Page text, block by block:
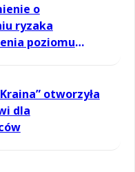
o
ryzaka
poziomu
otworzyła
dla